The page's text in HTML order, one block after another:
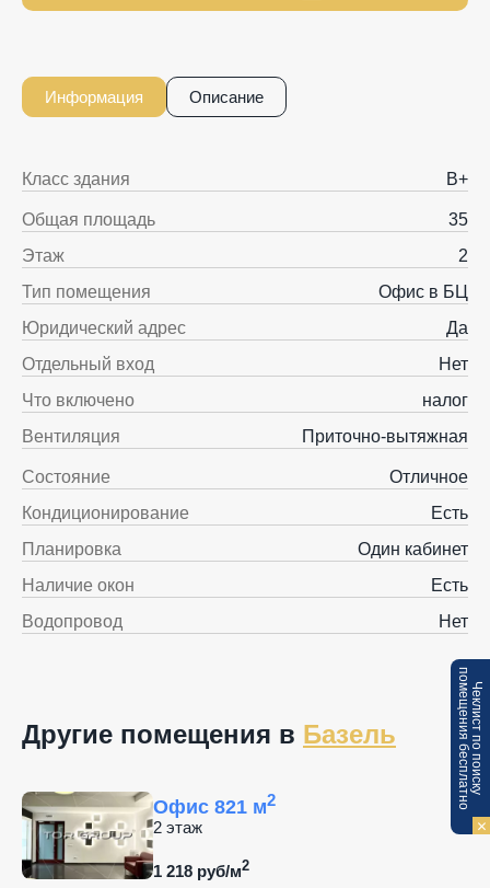
Информация Описание
Класс здания B+
Общая площадь
35
Этаж
2
Тип помещения
Офис в БЦ
Юридический адрес
Да
Отдельный вход
Нет
Что включено
налог
Вентиляция
Приточно-вытяжная
Состояние
Отличное
Кондиционирование
Есть
Планировка
Один кабинет
Наличие окон
Есть
Водопровод
Нет
Другие помещения в Базель
Офис 821 м2
2 этаж
1 218 руб/м2
Ч
е
к
л
и
с
т
п
о
п
о
и
с
к
у
по
м
е
щ
е
н
и
я
б
е
с
п
л
а
т
н
о
×